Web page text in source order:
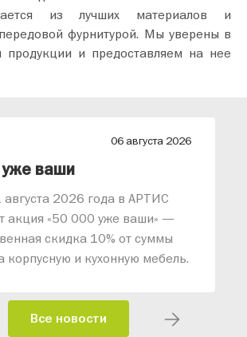
из лучших материалов и
фурнитурой. Мы уверены в
продукции и предоставляем на нее
06 августа 2026
ваши
2026 года в АРТИС
акция «50 000 уже ваши» —
скидка 10% от суммы
корпусную и кухонную мебель.
Все новости